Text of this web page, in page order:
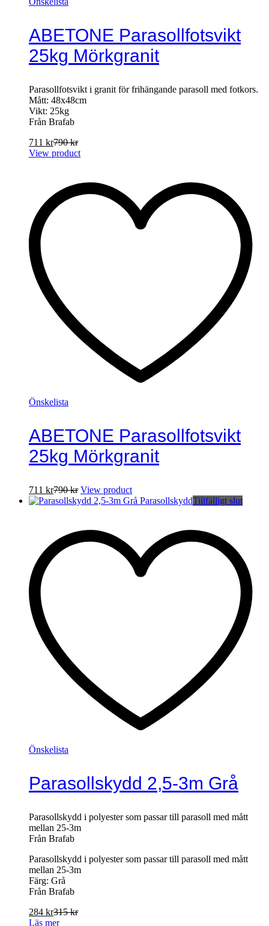
ABETONE Parasollfotsvikt
25kg Mörkgranit
Parasollfotsvikt i granit för frihängande parasoll med fotkors.
Mått: 48x48cm
Vikt: 25kg
Från Brafab
711 kr790kr
View product
Önskelista
ABETONE Parasollfotsvikt
25kg Mörkgranit
711 kr790kr View product
Tillfälligt slut
Önskelista
Parasollskydd 2,5-3m Grå
Parasollskydd i polyester som passar till parasoll med mått
mellan 25-3m
Från Brafab
Parasollskydd i polyester som passar till parasoll med mått
mellan 25-3m
Färg: Grå
Från Brafab
284 kr315kr
Läs mer